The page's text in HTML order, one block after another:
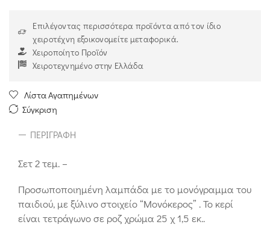
Επιλέγοντας περισσότερα προϊόντα από τον ίδιο
χειροτέχνη εξοικονομείτε μεταφορικά.
Χειροποίητο Προϊόν
Χειροτεχνημένο στην Ελλάδα
Λίστα Αγαπημένων
Σύγκριση
ΠΕΡΙΓΡΑΦΉ
Σετ 2 τεμ. –
Προσωποποιημένη λαμπάδα με το μονόγραμμα του
παιδιού, με ξύλινο στοιχείο “Μονόκερος” . Το κερί
είναι τετράγωνο σε ροζ χρώμα 25 χ 1,5 εκ..